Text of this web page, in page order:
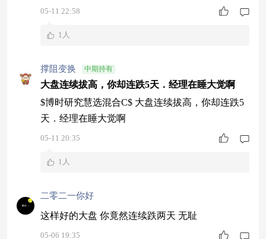
05-11 22:58
1人
撑阻变换 中期持有
大盘连续拔高，你却连跌5天．经理在睡大觉啊
$博时研究慧选混合C$ 大盘连续拔高，你却连跌5
天．经理在睡大觉啊
05-11 20:35
1人
二零二一你好
这样好的大盘 你竟然连续跌两天 无耻
05-06 19:35